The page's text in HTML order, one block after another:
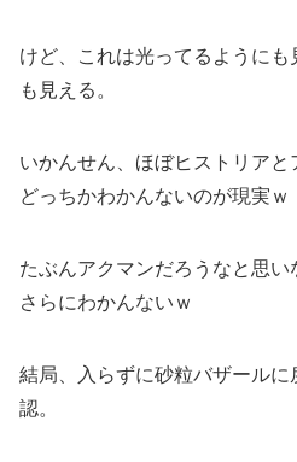
けど、これは光ってるように
も見える。
いかんせん、ほぼヒストリア
どっちかわかんないのが現実ｗ
たぶんアクマンだろうなと思
さらにわかんないｗ
結局、入らずに砂粒バザール
認。